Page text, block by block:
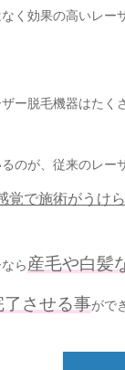
く効果の高いレー
ー脱毛機器はたく
のが、従来のレー
覚で施術がうけ
ら 産毛や白髪
了させる事がで